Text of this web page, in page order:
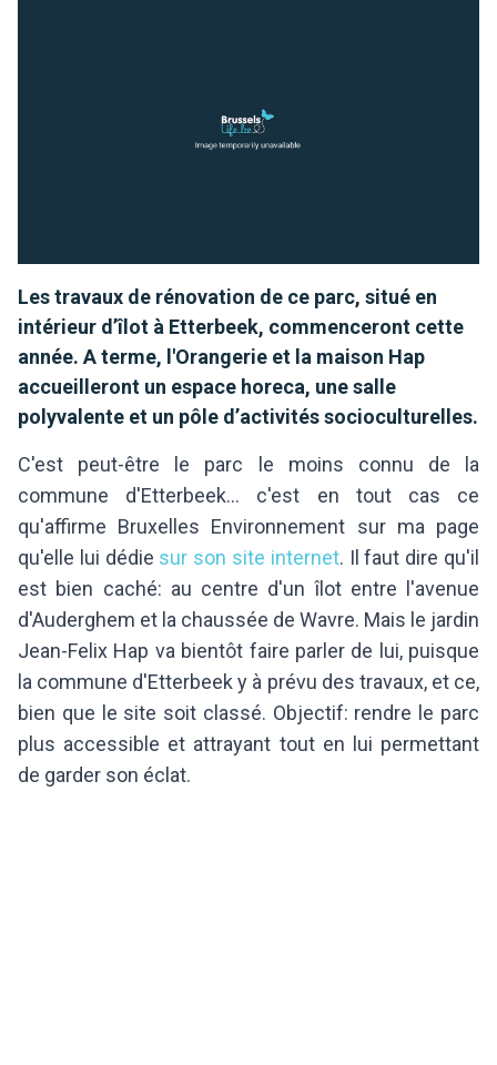
Les travaux de rénovation de ce parc, situé en
intérieur d’îlot à Etterbeek, commenceront cette
année. A terme, l'Orangerie et la maison Hap
accueilleront un espace horeca, une salle
polyvalente et un pôle d’activités socioculturelles.
C'est peut-être le parc le moins connu de la
commune d'Etterbeek... c'est en tout cas ce
qu'affirme Bruxelles Environnement sur ma page
qu'elle lui dédie sur son site internet. Il faut dire qu'il
est bien caché: au centre d'un îlot entre l'avenue
d'Auderghem et la chaussée de Wavre. Mais le jardin
Jean-Felix Hap va bientôt faire parler de lui, puisque
la commune d'Etterbeek y à prévu des travaux, et ce,
bien que le site soit classé. Objectif: rendre le parc
plus accessible et attrayant tout en lui permettant
de garder son éclat.